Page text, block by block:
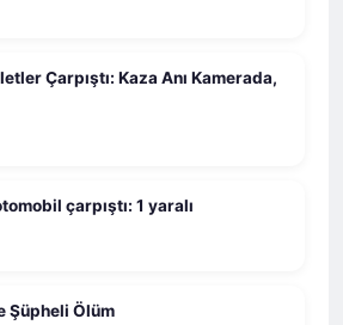
Çarpıştı: Kaza Anı Kamerada,
çarpıştı: 1 yaralı
Şüpheli Ölüm